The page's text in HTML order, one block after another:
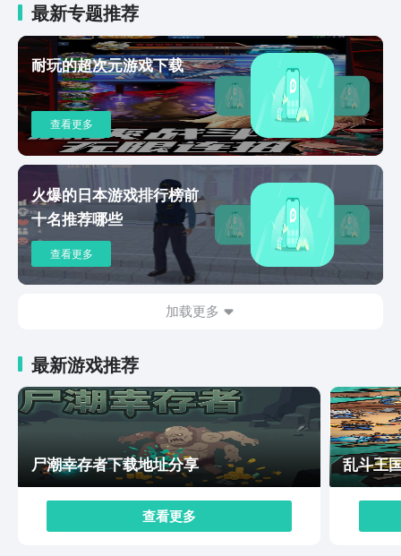
景观。其实在海洋中还会涉及到一些海怪，这些海怪是特
别凶残的，玩家在探索海洋的时候，也会碰到这些海怪，
这时候就会面临一场恶战。另外玩家也会尝试去探索岛
屿，在岛屿上也会经历一些冒险元素，这些元素让玩家的
实力开始大幅度的上升。当然在岛屿中会涉及到神庙遗
迹，还有解谜元素。其实玩家在实现冒险旅程的，同时也
能够获得休闲玩法，比如来到了某个小镇，在这个小镇上
玩家可以钓鱼也能够去烹饪打麻将等等，毕竟冒险之余能
够让自己特别放松，通过美食来补充体力，也可以结交一
些npc，让这些npc发挥自己的本质特色。当玩家在不断
探索的时候会碰到另外一位主角，那个主角是一位美少
女。而玩家在体验游戏的时候，需要根据自己的操作风格
来不断的调整战术。当然在战斗的时候，玩家的船只可能
被破坏，这时候还需要修复船只。遗忘之海在哪下。其实
文中已经告知了众多玩家答案。建议玩家除了要知道下载
地址以外，最好也能够了解整个游戏的特色，以及具体的
最新专题推荐
耐玩的超次元游戏下载
查看更多
火爆的日本游戏排行榜前
十名推荐哪些
查看更多
加载更多
最新游戏推荐
尸潮幸存者下载地址分享
查看更多
乱斗王